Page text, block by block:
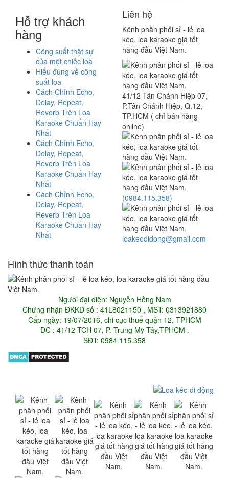
Hỗ trợ khách
hàng
Công suất thật sự
của một chiếc loa
Hiểu đúng về công
suất loa
Cách Chỉnh Echo,
Delay, Repeat,
Reverb Trên Loa
Karaoke Chuẩn Hay
Nhất
Cách Chỉnh Echo,
Delay, Repeat,
Reverb Trên Loa
Karaoke Chuẩn Hay
Nhất
Cách Chỉnh Echo,
Delay, Repeat,
Reverb Trên Loa
Karaoke Chuẩn Hay
Nhất
Liên hệ
Kênh phân phối sỉ - lẻ loa
kéo, loa karaoke giá tốt
hàng đầu Việt Nam.
41/12 Tân Chánh Hiệp 07,
P.Tân Chánh Hiệp, Q.12,
TP.HCM ( chỉ bán hàng
online)
(0984.115.358)
loakeodidong@gmail.com
Hình thức thanh toán
Người đại diện: Nguyễn Hồng Nam
Chứng nhận ĐKKD số : 41L8021150 , MST: 0313921880
Cấp ngày: 19/07/2016, chi cục thuế quận 12, TPHCM
ĐC : 41/12 TCH 07, P. Trung Mỹ Tây,TPHCM .
SĐT: 0984.115.358